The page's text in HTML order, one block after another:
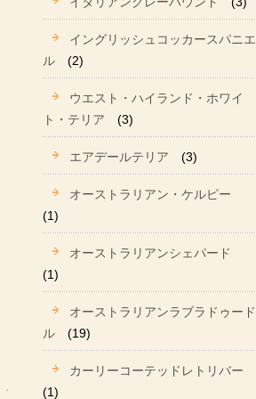
イングリッシュコッカースパニエ
ル
(2)
ウエスト・ハイランド・ホワイ
ト・テリア
(3)
エアデールテリア (3)
オーストラリアン・ケルピー
(1)
オーストラリアンシェパード
(1)
オーストラリアンラブラドゥード
ル
(19)
カーリーコーテッドレトリバー
(1)